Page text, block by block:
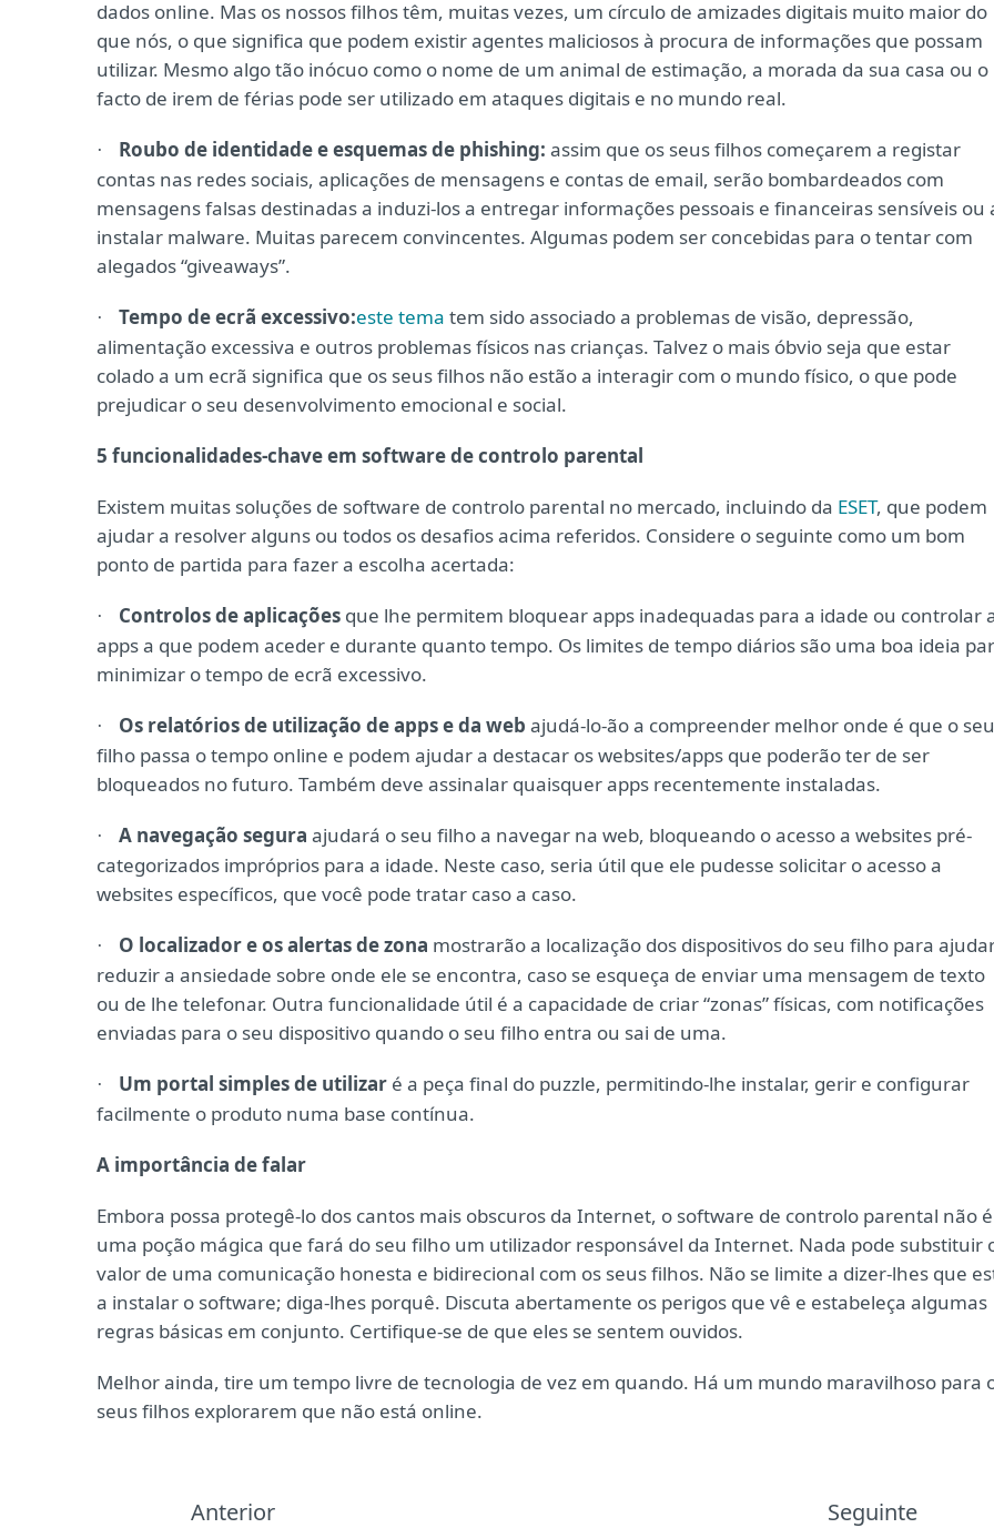
dados online. Mas os nossos filhos têm, muitas vezes, um círculo de amizades digitais muito maior do
que nós, o que significa que podem existir agentes maliciosos à procura de informações que possam
utilizar. Mesmo algo tão inócuo como o nome de um animal de estimação, a morada da sua casa ou o
facto de irem de férias pode ser utilizado em ataques digitais e no mundo real.
· Roubo de identidade e esquemas de phishing: assim que os seus filhos começarem a registar
contas nas redes sociais, aplicações de mensagens e contas de email, serão bombardeados com
mensagens falsas destinadas a induzi-los a entregar informações pessoais e financeiras sensíveis ou
instalar malware. Muitas parecem convincentes. Algumas podem ser concebidas para o tentar com
alegados “giveaways”.
· Tempo de ecrã excessivo:este tema tem sido associado a problemas de visão, depressão,
alimentação excessiva e outros problemas físicos nas crianças. Talvez o mais óbvio seja que estar
colado a um ecrã significa que os seus filhos não estão a interagir com o mundo físico, o que pode
prejudicar o seu desenvolvimento emocional e social.
5 funcionalidades-chave em software de controlo parental
Existem muitas soluções de software de controlo parental no mercado, incluindo da ESET, que podem
ajudar a resolver alguns ou todos os desafios acima referidos. Considere o seguinte como um bom
ponto de partida para fazer a escolha acertada:
· Controlos de aplicações que lhe permitem bloquear apps inadequadas para a idade ou controlar
apps a que podem aceder e durante quanto tempo. Os limites de tempo diários são uma boa ideia
minimizar o tempo de ecrã excessivo.
· Os relatórios de utilização de apps e da web ajudá-lo-ão a compreender melhor onde é que o seu
filho passa o tempo online e podem ajudar a destacar os websites/apps que poderão ter de ser
bloqueados no futuro. Também deve assinalar quaisquer apps recentemente instaladas.
· A navegação segura ajudará o seu filho a navegar na web, bloqueando o acesso a websites pré-
categorizados impróprios para a idade. Neste caso, seria útil que ele pudesse solicitar o acesso a
websites específicos, que você pode tratar caso a caso.
· O localizador e os alertas de zona mostrarão a localização dos dispositivos do seu filho para
reduzir a ansiedade sobre onde ele se encontra, caso se esqueça de enviar uma mensagem de texto
ou de lhe telefonar. Outra funcionalidade útil é a capacidade de criar “zonas” físicas, com notificações
enviadas para o seu dispositivo quando o seu filho entra ou sai de uma.
· Um portal simples de utilizar é a peça final do puzzle, permitindo-lhe instalar, gerir e configurar
facilmente o produto numa base contínua.
A importância de falar
Embora possa protegê-lo dos cantos mais obscuros da Internet, o software de controlo parental não é
uma poção mágica que fará do seu filho um utilizador responsável da Internet. Nada pode substituir
valor de uma comunicação honesta e bidirecional com os seus filhos. Não se limite a dizer-lhes que
a instalar o software; diga-lhes porquê. Discuta abertamente os perigos que vê e estabeleça algumas
regras básicas em conjunto. Certifique-se de que eles se sentem ouvidos.
Melhor ainda, tire um tempo livre de tecnologia de vez em quando. Há um mundo maravilhoso para
seus filhos explorarem que não está online.
Anterior Seguinte